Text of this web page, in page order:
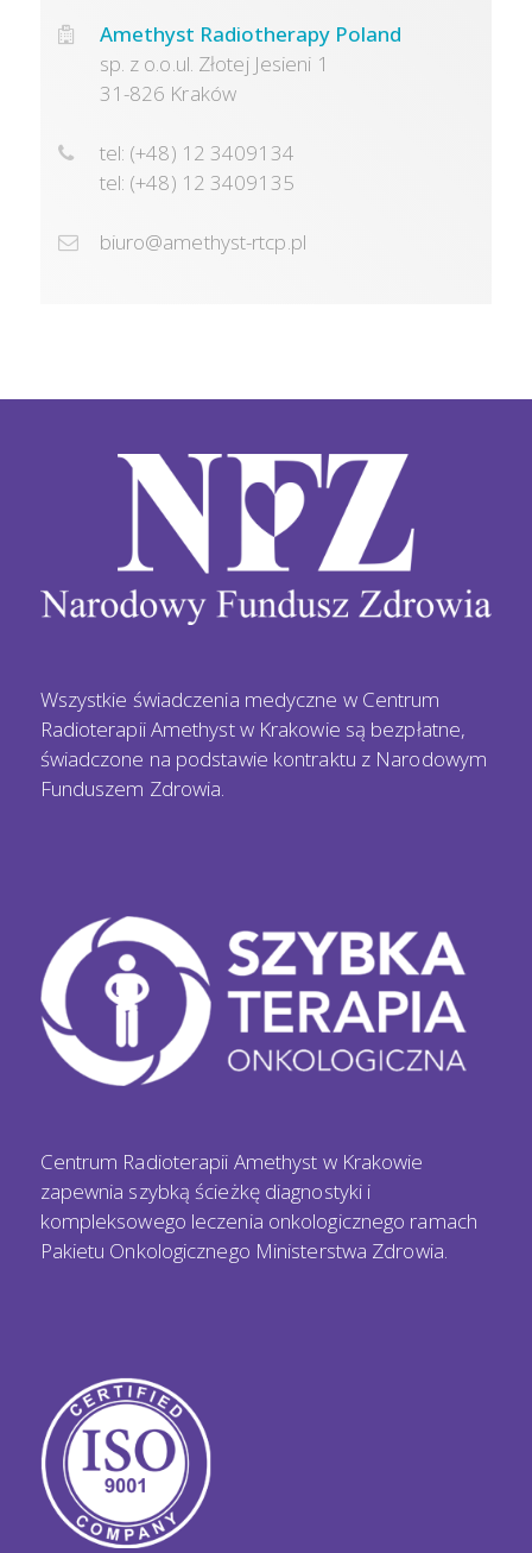
Amethyst Radiotherapy Poland
sp. z o.o.ul. Złotej Jesieni 1
31-826 Kraków
tel: (+48) 12 3409134
tel: (+48) 12 3409135
biuro@amethyst-rtcp.pl
Wszystkie świadczenia medyczne w Centrum
Radioterapii Amethyst w Krakowie są bezpłatne,
świadczone na podstawie kontraktu z Narodowym
Funduszem Zdrowia.
Centrum Radioterapii Amethyst w Krakowie
zapewnia szybką ścieżkę diagnostyki i
kompleksowego leczenia onkologicznego ramach
Pakietu Onkologicznego Ministerstwa Zdrowia.